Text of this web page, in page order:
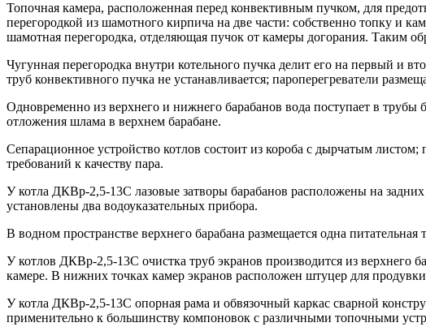
Топочная камера, расположенная перед конвективным пучком, для
перегородкой из шамотного кирпича на две части: собственно топку и
шамотная перегородка, отделяющая пучок от камеры догорания. Таким
Чугунная перегородка внутри котельного пучка делит его на первый и
труб конвективного пучка не устанавливается; пароперегреватели
Одновременно из верхнего и нижнего барабанов вода поступает в
отложения шлама в верхнем барабане.
Сепарационное устройство котлов состоит из короба с дырчатым
требований к качеству пара.
У котла ДКВр-2,5-13С лазовые затворы барабанов расположены на
установлены два водоуказательных прибора.
В водном пространстве верхнего барабана размещается одна
У котлов ДКВр-2,5-13С очистка труб экранов производится из верхнего
камере. В нижних точках камер экранов расположен штуцер для
У котла ДКВр-2,5-13С опорная рама и обвязочный каркас сварной
применительно к большинству компоновок с различными топочными